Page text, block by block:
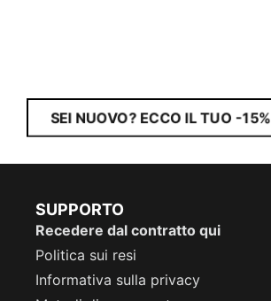
SEI NUOVO? ECCO IL TUO -15%
SUPPORTO
Recedere dal contratto qui
Politica sui resi
Informativa sulla privacy